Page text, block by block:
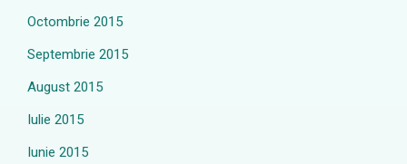
Octombrie 2015
Septembrie 2015
August 2015
Iulie 2015
Iunie 2015